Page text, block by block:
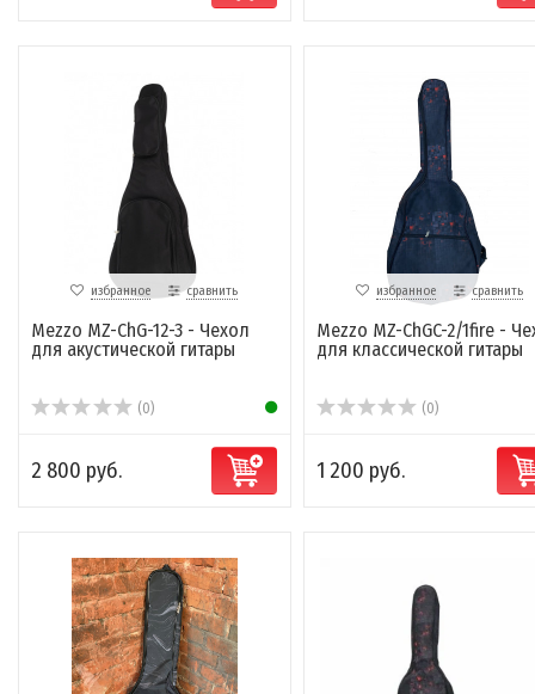
избранное сравнить
Mezzo MZ-ChG-12-3 - Чехол
для акустической гитары
(0)
2 800 руб.
избранное сравнить
Mezzo MZ-ChGC-2/1fire -
для классической гитары
(0)
1 200 руб.